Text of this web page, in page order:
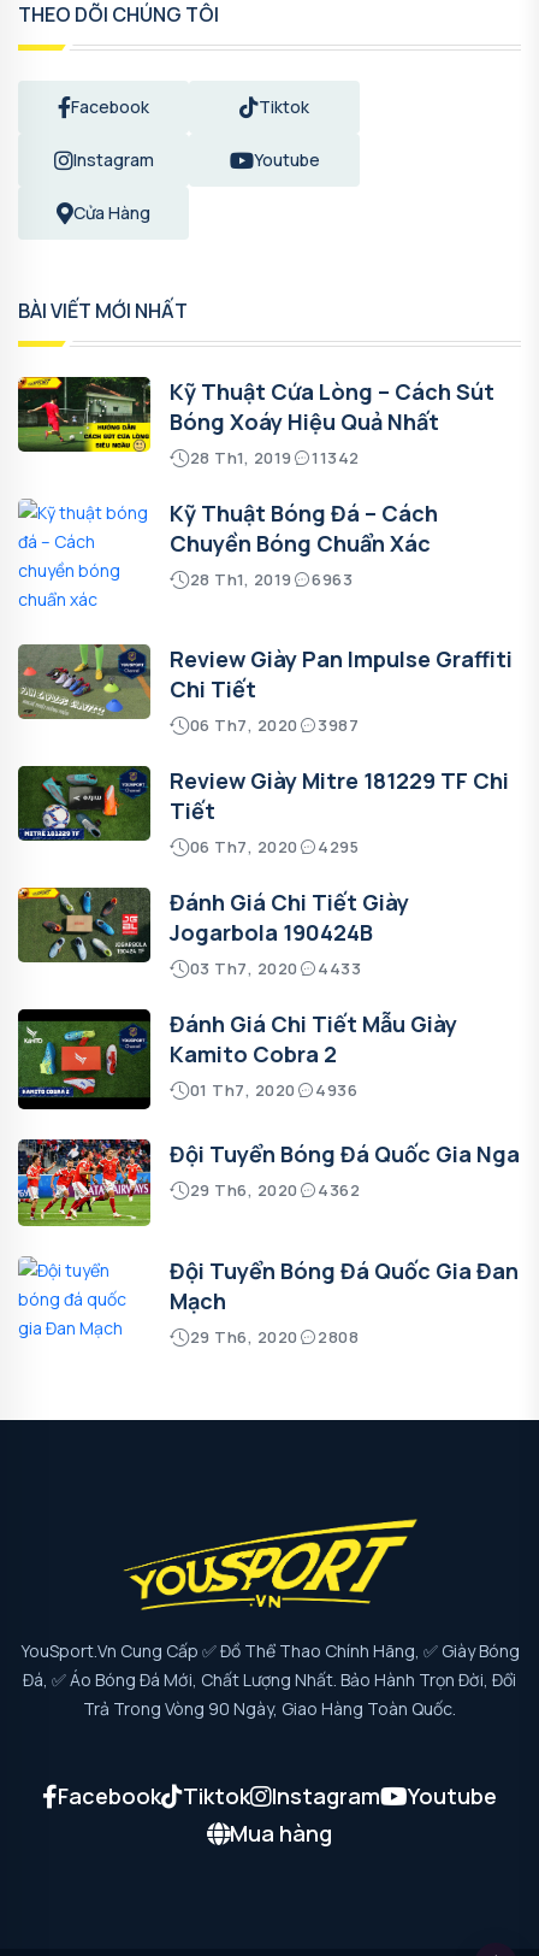
THEO DÕI CHÚNG TÔI
Facebook Tiktok
Instagram Youtube
Cửa Hàng
BÀI VIẾT MỚI NHẤT
Kỹ Thuật Cứa Lòng – Cách Sút
Bóng Xoáy Hiệu Quả Nhất
28 Th1, 2019 11342
Kỹ Thuật Bóng Đá – Cách
Chuyền Bóng Chuẩn Xác
28 Th1, 2019 6963
Review Giày Pan Impulse Graffiti
Chi Tiết
06 Th7, 2020 3987
Review Giày Mitre 181229 TF Chi
Tiết
06 Th7, 2020 4295
Đánh Giá Chi Tiết Giày
Jogarbola 190424B
03 Th7, 2020 4433
Đánh Giá Chi Tiết Mẫu Giày
Kamito Cobra 2
01 Th7, 2020 4936
Đội Tuyển Bóng Đá Quốc Gia Nga
29 Th6, 2020 4362
Đội Tuyển Bóng Đá Quốc Gia Đan
Mạch
29 Th6, 2020 2808
YouSport.vn Cung Cấp ✅ Đồ Thể Thao Chính Hãng, ✅ Giày Bóng
Đá, ✅ Áo Bóng Đá Mới, Chất Lượng Nhất. Bảo Hành Trọn Đời, Đổi
Trả Trong Vòng 90 Ngày, Giao Hàng Toàn Quốc.
Facebook Tiktok Instagram
Youtube
Mua hàng